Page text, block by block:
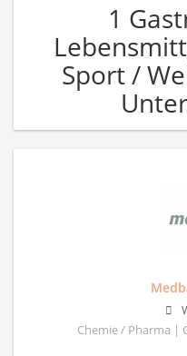
1
Sport /
Chemie / Pharma |